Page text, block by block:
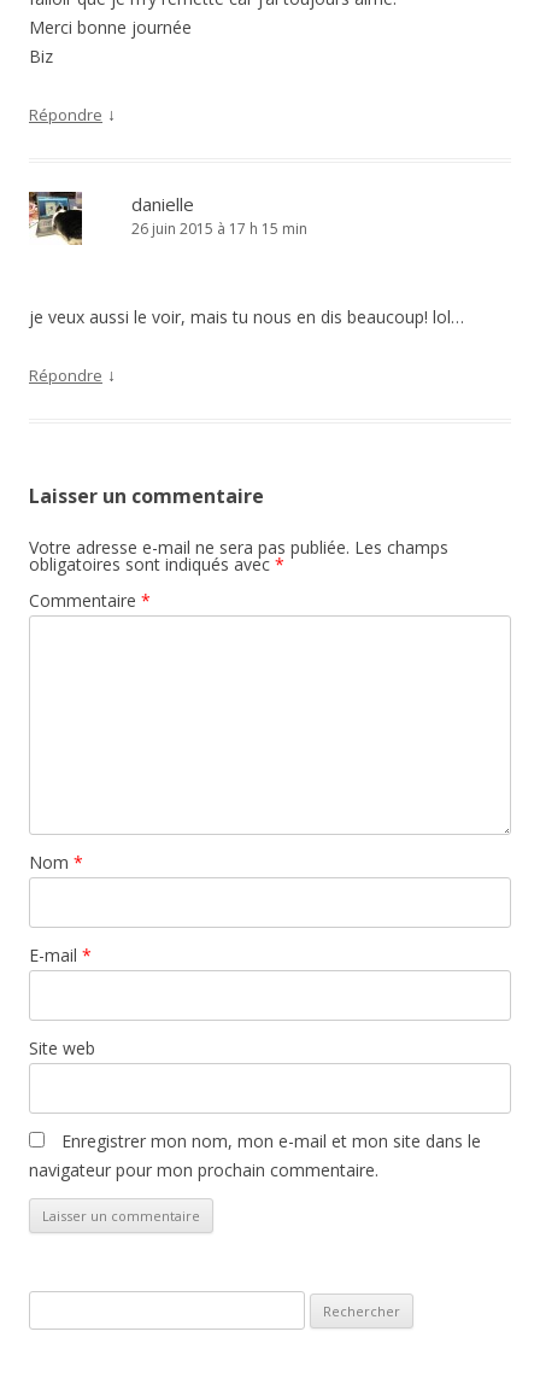
Merci bonne journée
Biz
Répondre ↓
danielle
26 juin 2015 à 17 h 15 min
je veux aussi le voir, mais tu nous en dis beaucoup! lol…
Répondre ↓
Laisser un commentaire
Votre adresse e-mail ne sera pas publiée. Les champs
obligatoires sont indiqués avec *
Commentaire *
Nom *
E-mail *
Site web
Enregistrer mon nom, mon e-mail et mon site dans le
navigateur pour mon prochain commentaire.